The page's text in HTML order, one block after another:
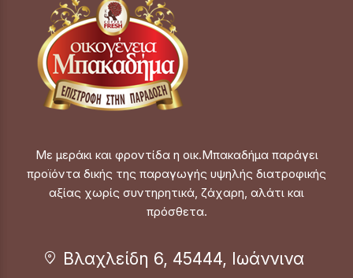
Με μεράκι και φροντίδα η οικ.Μπακαδήμα παράγει
προϊόντα δικής της παραγωγής υψηλής διατροφικής
αξίας χωρίς συντηρητικά, ζάχαρη, αλάτι και
πρόσθετα.
Βλαχλείδη 6, 45444, Ιωάννινα